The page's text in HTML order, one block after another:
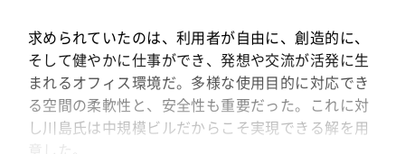
求められていたのは、利用者が自由に、創造的に、
そして健やかに仕事ができ、発想や交流が活発に生
まれるオフィス環境だ。多様な使用目的に対応でき
る空間の柔軟性と、安全性も重要だった。これに対
し川島氏は中規模ビルだからこそ実現できる解を用
意した。